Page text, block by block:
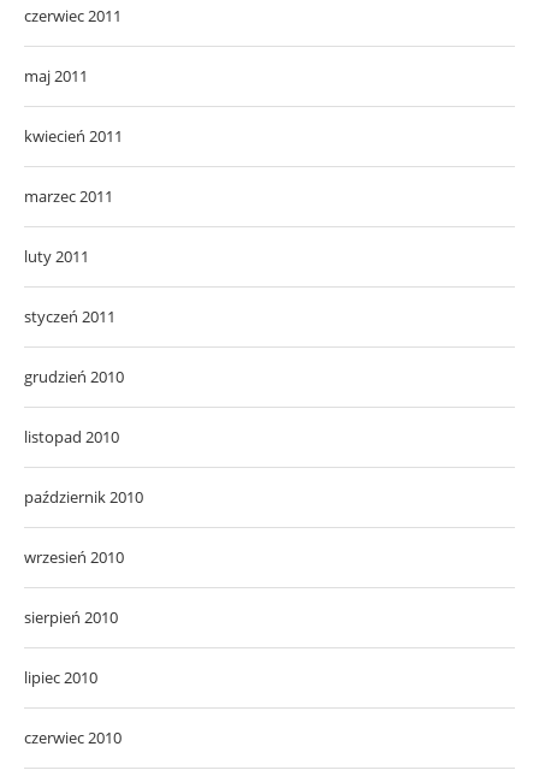
czerwiec 2011
maj 2011
kwiecień 2011
marzec 2011
luty 2011
styczeń 2011
grudzień 2010
listopad 2010
październik 2010
wrzesień 2010
sierpień 2010
lipiec 2010
czerwiec 2010